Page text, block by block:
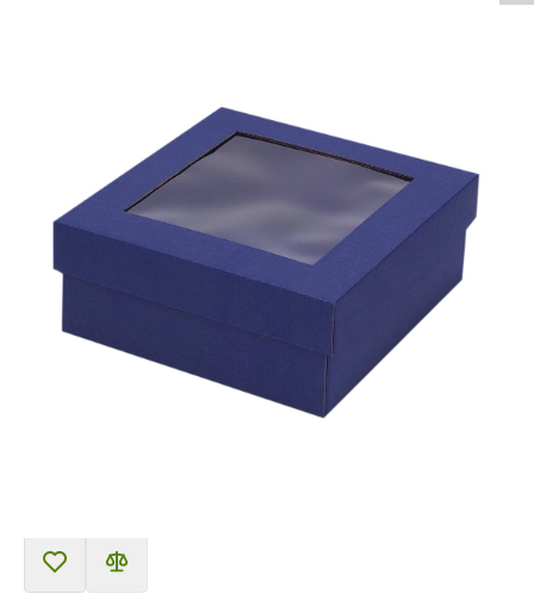
KL92
Размер:190 x 190 x 80 mm
Материал:синяя микрогофра
Толщина:
Tовар можно получить в пункте выдачи.